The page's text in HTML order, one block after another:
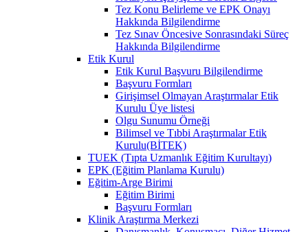
Tez Konu Belirleme ve EPK Onayı
Hakkında Bilgilendirme
Tez Sınav Öncesive Sonrasındaki Süreç
Hakkında Bilgilendirme
Etik Kurul
Etik Kurul Başvuru Bilgilendirme
Başvuru Formları
Girişimsel Olmayan Araştırmalar Etik
Kurulu Üye listesi
Olgu Sunumu Örneği
Bilimsel ve Tıbbi Araştırmalar Etik
Kurulu(BİTEK)
TUEK (Tıpta Uzmanlık Eğitim Kurultayı)
EPK (Eğitim Planlama Kurulu)
Eğitim-Arge Birimi
Eğitim Birimi
Başvuru Formları
Klinik Araştırma Merkezi